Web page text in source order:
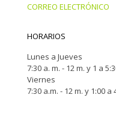
CORREO ELECTRÓNICO
HORARIOS
Lunes a Jueves
7:30 a. m. - 12 m. y 1 a
Viernes
7:30 a.m. - 12 m. y 1:00 a